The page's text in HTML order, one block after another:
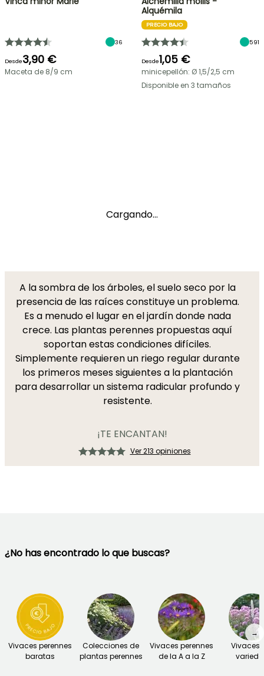
36
Desde3,90 €
Maceta de 8/9 cm
Alquémila
PRECIO BAJO
591
Desde1,05 €
minicepellón: Ø 1,5/2,5 cm
Disponible en 3 tamaños
Cargando...
A la sombra de los árboles, el suelo seco por la
presencia de las raíces constituye un problema.
Es a menudo el lugar en el jardín donde nada
crece. Las plantas perennes propuestas aquí
soportan estas condiciones difíciles.
Simplemente requieren un riego regular durante
los primeros meses siguientes a la plantación
para desarrollar un sistema radicular profundo y
resistente.
¡TE ENCANTAN!
Ver 213 opiniones
¿No has encontrado lo que buscas?
Vivaces perennes
baratas
Colecciones de
plantas perennes
Vivaces perennes
de la A a la Z
Vivaces
→